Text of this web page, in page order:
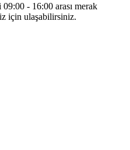
- 16:00 arası merak
için ulaşabilirsiniz.